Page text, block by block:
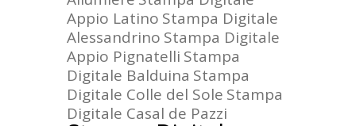
Appio Latino Stampa Digitale
Alessandrino Stampa Digitale
Appio Pignatelli Stampa
Digitale Balduina Stampa
Digitale Colle del Sole Stampa
Digitale Casal de Pazzi